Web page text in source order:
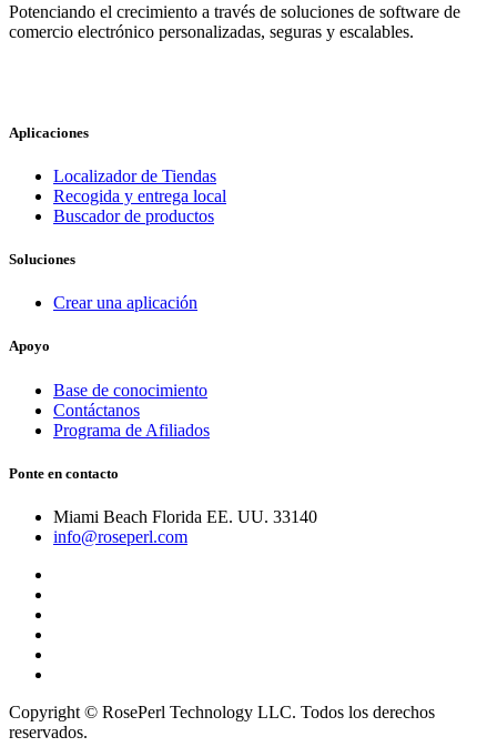
Potenciando el crecimiento a través de soluciones de software de
comercio electrónico personalizadas, seguras y escalables.
Aplicaciones
Localizador de Tiendas
Recogida y entrega local
Buscador de productos
Soluciones
Crear una aplicación
Apoyo
Base de conocimiento
Contáctanos
Programa de Afiliados
Ponte en contacto
Miami Beach Florida EE. UU. 33140
info@roseperl.com
Copyright © RosePerl Technology LLC. Todos los derechos
reservados.